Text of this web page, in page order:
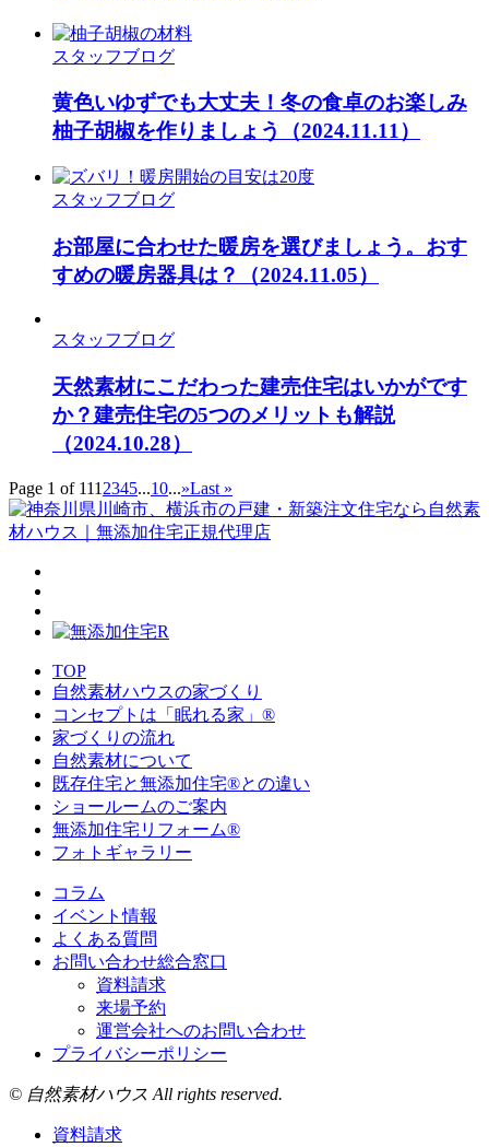
スタッフブログ
黄色いゆずでも大丈夫！冬の食卓のお楽しみ
柚子胡椒を作りましょう
（2024.11.11）
スタッフブログ
お部屋に合わせた暖房を選びましょう。おす
すめの暖房器具は？
（2024.11.05）
スタッフブログ
天然素材にこだわった建売住宅はいかがです
か？建売住宅の5つのメリットも解説
（2024.10.28）
Page 1 of 111 2345...10...»Last »
TOP
自然素材ハウスの家づくり
コンセプトは「眠れる家」®
家づくりの流れ
自然素材について
既存住宅と無添加住宅®との違い
ショールームのご案内
無添加住宅リフォーム®
フォトギャラリー
コラム
イベント情報
よくある質問
お問い合わせ総合窓口
資料請求
来場予約
運営会社へのお問い合わせ
プライバシーポリシー
© 自然素材ハウス All rights reserved.
資料請求